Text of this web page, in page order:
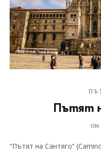
Пътят
ON
“Пътят на Сантяго”